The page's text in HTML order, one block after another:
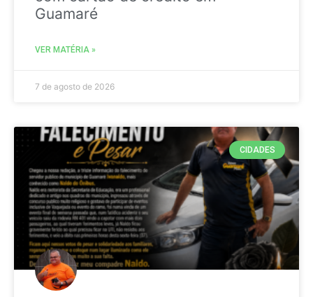
Guamaré
VER MATÉRIA »
7 de agosto de 2026
CIDADES